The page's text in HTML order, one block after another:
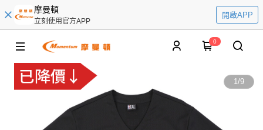
摩曼頓
立刻使用官方APP
開啟APP
0
1/9